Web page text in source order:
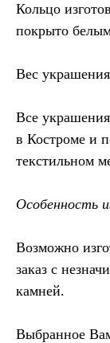
Кольцо
покрыто
Вес
Все
в Костроме и
текстильном
Особенность
Возможно
заказ с
камней.
Выбранное